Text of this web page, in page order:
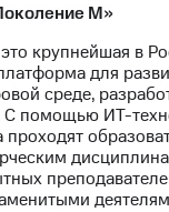
М»
крупнейшая в
для
среде,
помощью ИТ-
проходят